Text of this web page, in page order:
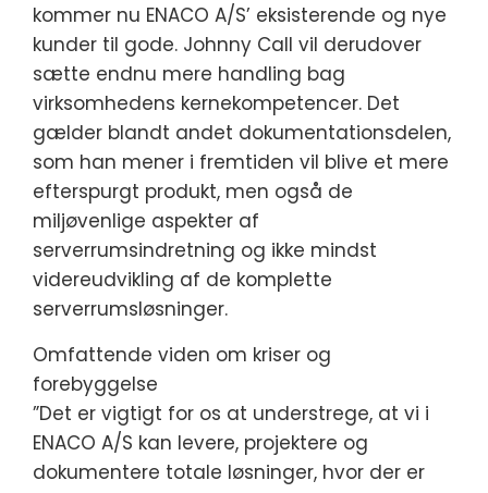
kommer nu ENACO A/S’ eksisterende og nye
kunder til gode. Johnny Call vil derudover
sætte endnu mere handling bag
virksomhedens kernekompetencer. Det
gælder blandt andet dokumentationsdelen,
som han mener i fremtiden vil blive et mere
efterspurgt produkt, men også de
miljøvenlige aspekter af
serverrumsindretning og ikke mindst
videreudvikling af de komplette
serverrumsløsninger.
Omfattende viden om kriser og
forebyggelse
”Det er vigtigt for os at understrege, at vi i
ENACO A/S kan levere, projektere og
dokumentere totale løsninger, hvor der er